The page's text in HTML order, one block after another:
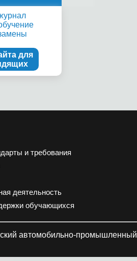
для
и требования
деятельность
обучающихся
автомобильно-